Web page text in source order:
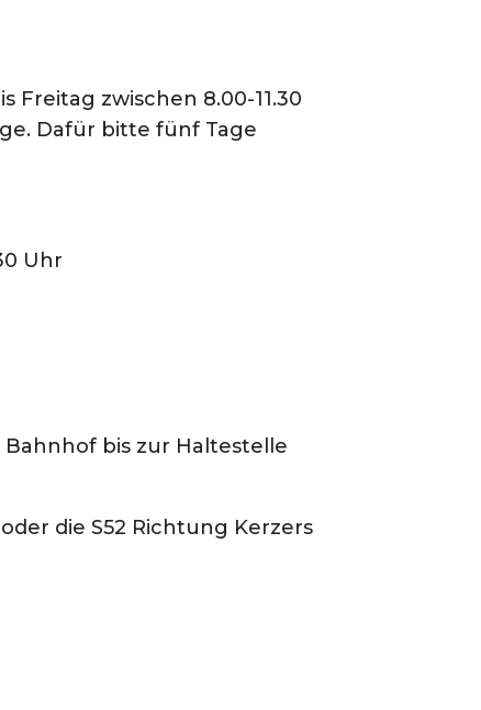
Freitag zwischen 8.00-11.30
Dafür bitte fünf Tage
Uhr
bis zur Haltestelle
die S52 Richtung Kerzers